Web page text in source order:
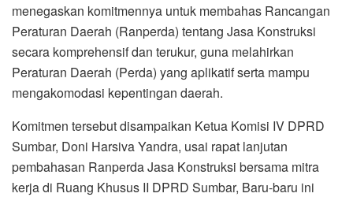
menegaskan komitmennya untuk membahas Rancangan
Peraturan Daerah (Ranperda) tentang Jasa Konstruksi
secara komprehensif dan terukur, guna melahirkan
Peraturan Daerah (Perda) yang aplikatif serta mampu
mengakomodasi kepentingan daerah.
Komitmen tersebut disampaikan Ketua Komisi IV DPRD
Sumbar, Doni Harsiva Yandra, usai rapat lanjutan
pembahasan Ranperda Jasa Konstruksi bersama mitra
kerja di Ruang Khusus II DPRD Sumbar, Baru-baru ini